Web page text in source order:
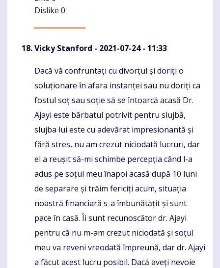
Dislike 0
Vicky Stanford - 2021-07-24 - 11:33
Komentaras
Dacă vă confruntați cu divorțul și doriți o
soluționare în afara instanței sau nu doriți ca
fostul soț sau soție să se întoarcă acasă Dr.
Ajayi este bărbatul potrivit pentru slujbă,
slujba lui este cu adevărat impresionantă și
fără stres, nu am crezut niciodată lucruri, dar
el a reușit să-mi schimbe percepția când l-a
adus pe soțul meu înapoi acasă după 10 luni
de separare și trăim fericiți acum, situația
noastră financiară s-a îmbunătățit și sunt
pace în casă. Îi sunt recunoscător dr. Ajayi
pentru că nu m-am crezut niciodată și soțul
meu va reveni vreodată împreună, dar dr. Ajayi
a făcut acest lucru posibil. Dacă aveți nevoie